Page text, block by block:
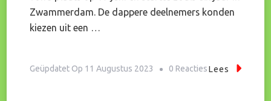
Zwammerdam. De dappere deelnemers konden
kiezen uit een …
Geüpdatet Op 11 Augustus 2023 0 ReactiesOp
Lees